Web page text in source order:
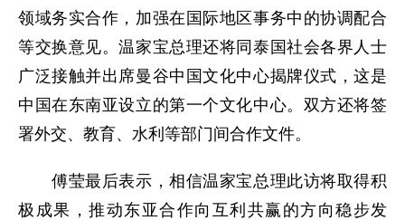
领域务实合作，加强在国际地区事务中的协调配合
等交换意见。温家宝总理还将同泰国社会各界人士
广泛接触并出席曼谷中国文化中心揭牌仪式，这是
中国在东南亚设立的第一个文化中心。双方还将签
署外交、教育、水利等部门间合作文件。
傅莹最后表示，相信温家宝总理此访将取得积
极成果，推动东亚合作向互利共赢的方向稳步发